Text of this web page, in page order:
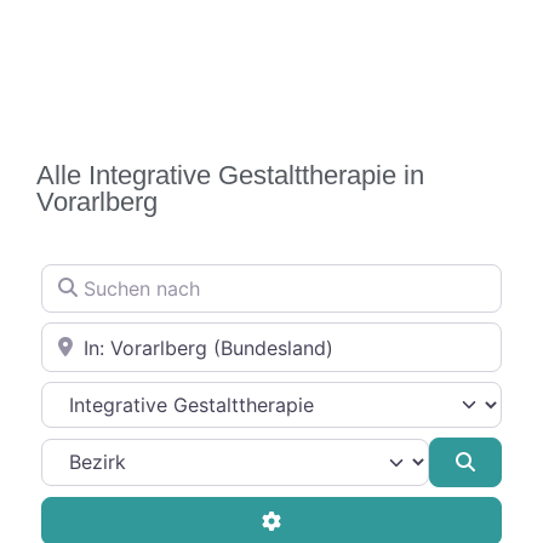
Alle Integrative Gestalttherapie in
Vorarlberg
Suchen nach
In der Nähe
Therapierichtung
Advanced Filters